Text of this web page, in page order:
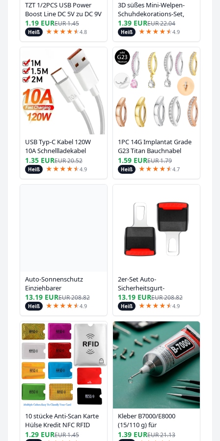
TZT 1/2PCS USB Power
Boost Line DC 5V zu DC 9V
/ 12V Step UP Modul USB
Konverter Adapter Router
Kabel 2,1x5,5mm Stecker
1.19 EUREUR1.45
Heiß ★★★★★
★4.8
3D süßes Mini-Welpen-
Schuhdekorations-Set,
abnehmbares Diy-Bichon-
Frise-Hundefiguren-
Zubehör, verwendet für
Clogs, Urlaubsparty-
Geschenke
1.39 EUREUR22.04
Heiß ★★★★★
★4.9
USB Typ-C Kabel 120W
10A Schnellladekabel
Handy USB für Huawei
P30 Xiaomi Realme
Samsung Poco X6 USB-C
Datenkabel
1.35 EUREUR20.52
Heiß ★★★★★
★4.9
1PC 14G Implantat Grade
G23 Titan Bauchnabel
Ring Clicker Edelstahl
Messing Nabel Piercing
Schmuck Bauch Piercings
1.59 EUREUR1.79
Heiß ★★★★★
★4.7
Auto-Sonnenschutz
Einziehbarer
Sonnenschutz
Hitzeschutz
Frontscheiben-
Sonnenschirm
13.19 EUREUR208.82
Heiß ★★★★★
★4.9
2er-Set Auto-
Sicherheitsgurt-
Verlängerung,
Sicherheitsgurt-
Verschluss-Stecker, Dicker
Einsatz,
Verlängerungsschlauch,
Sicherheitsgurt-Zubehör
13.19 EUREUR208.82
Heiß ★★★★★
★4.9
10 stücke Anti-Scan Karte
Hülse Kredit NFC RFID
Karte Schutz Anti-
1.29 EUREUR1.45
Kleber B7000/E8000
(15/110 g) für
Mobiltelefone, Schmuck,
1.39 EUREUR21.13